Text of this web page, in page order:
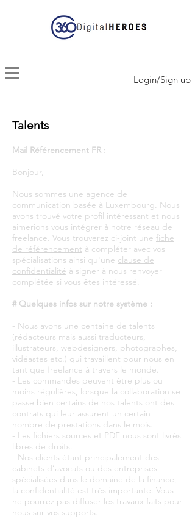
Login/Sign up
Talents
Mail Référencement FR :
Bonjour,
Nous sommes une agence de
communication basée à Luxembourg. Nous
avons trouvé votre profil intéressant et nous
aimerions vous intégrer à notre réseau de
freelance. Vous trouverez ci-joint une fiche
de référencement à compléter avec vos
spécialisations ainsi qu'une clause de
confidentialité à signer à nous renvoyer
complétée si vous êtes intéressé.
# Quelques infos sur notre système :
- Nous avons une centaine de talents
(rédacteurs mais aussi traducteurs,
illustrateurs, webdesigners, photographes,
vidéastes etc.) qui travaillent pour nous en
tant que freelance à travers le monde.
- Les commandes peuvent être plus ou
moins régulières, lorsque la collaboration se
passe bien certains de nos talents ont des
contrats qui leur assurent un certain
nombre de prestations dans le mois.
- Les fichiers sources et PDF nous sont livrés
libres de droits.
- Nos clients étant principalement des
cabinets d’avocats ou des entreprises
spécialisées dans le domaine de la finance,
la confidentialité est très importante. Vous
ne pourrez pas diffuser les travaux faits pour
nous sur vos supports.